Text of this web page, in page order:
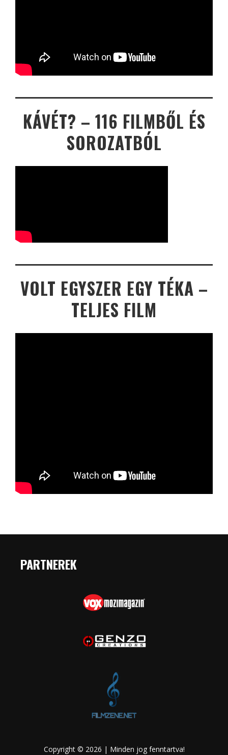
KÁVÉT? – 116 FILMBŐL ÉS
SOROZATBÓL
VOLT EGYSZER EGY TÉKA –
TELJES FILM
PARTNEREK
Copyright © 2026 | Minden jog fenntartva!